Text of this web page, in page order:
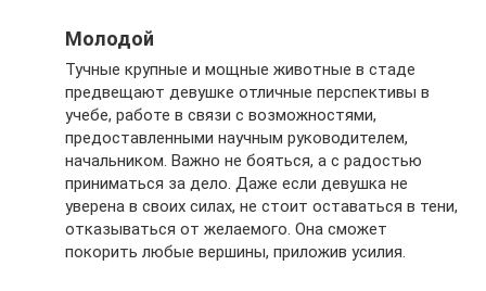
Молодой
Тучные крупные и мощные животные в стаде
предвещают девушке отличные перспективы в
учебе, работе в связи с возможностями,
предоставленными научным руководителем,
начальником. Важно не бояться, а с радостью
приниматься за дело. Даже если девушка не
уверена в своих силах, не стоит оставаться в тени,
отказываться от желаемого. Она сможет
покорить любые вершины, приложив усилия.